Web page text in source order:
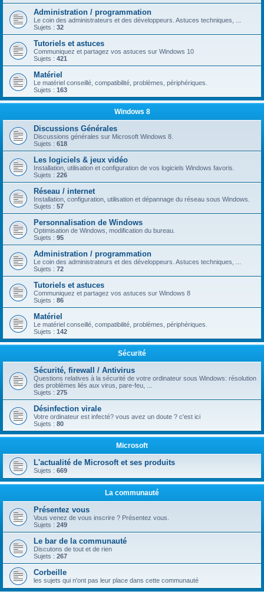
Administration / programmation
Le coin des administrateurs et des développeurs. Astuces techniques, ...
Sujets : 32
Tutoriels et astuces
Communiquez et partagez vos astuces sur Windows 10
Sujets : 421
Matériel
Le matériel conseillé, compatibilité, problèmes, périphériques.
Sujets : 163
Windows 8
Discussions Générales
Discussions générales sur Microsoft Windows 8.
Sujets : 618
Les logiciels & jeux vidéo
Installation, utilisation et configuration de vos logiciels Windows favoris.
Sujets : 226
Réseau / internet
Installation, configuration, utilisation et dépannage du réseau sous Windows.
Sujets : 57
Personnalisation de Windows
Optimisation de Windows, modification du bureau.
Sujets : 95
Administration / programmation
Le coin des administrateurs et des développeurs. Astuces techniques, ...
Sujets : 72
Tutoriels et astuces
Communiquez et partagez vos astuces sur Windows 8
Sujets : 86
Matériel
Le matériel conseillé, compatibilité, problèmes, périphériques.
Sujets : 142
Sécurité
Sécurité, firewall / Antivirus
Questions relatives à la sécurité de votre ordinateur sous Windows: résolution
des problèmes liés aux virus, pare-feu, ...
Sujets : 275
Désinfection virale
Votre ordinateur est infecté? vous avez un doute ? c'est ici
Sujets : 80
Microsoft
L'actualité de Microsoft et ses produits
Sujets : 669
La communauté
Présentez vous
Vous venez de vous inscrire ? Présentez vous.
Sujets : 249
Le bar de la communauté
Discutons de tout et de rien
Sujets : 267
Corbeille
les sujets qui n'ont pas leur place dans cette communauté